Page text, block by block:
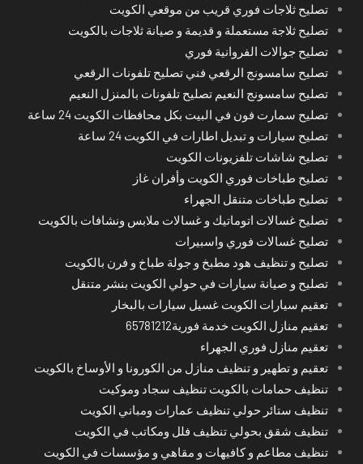
تصليح ثلاجات فوري قريب من موقعي الكويت
تصليح ثلاجة مستعملة و قديمة و صيانة ثلاجات بالكويت
تصليح جوالات الفروانية فوري
تصليح سامسونج الرقعي فني تصليح تلفونات الرقعي
تصليح سامسونج النعيم تصليح تلفونات بالمنزل النعيم
تصليح سمارت فون في البيت بكل محافظات الكويت 24 ساعة
تصليح سيارات و تبديل اطارات في الكويت 24 ساعة
تصليح شاشات تلفزيونات الكويت
تصليح طباخات فوري الكويت وأفران غاز
تصليح طباخات متنقل الجهراء
تصليح غسالات اتوماتيك و غسالات ملابس ونشافات بالكويت
تصليح غسالات فوري واسبيرات
تصليح و تنظيف هود مطبخ و جولة طباخ و فرن بالكويت
تصليح و صيانة سيارات في حولي الكويت بنشر متنقل
تعقيم سيارات الكويت غسيل سيارات بالبخار
تعقيم منازل الكويت خدمة فورية65781212
تعقيم منازل فوري الجهراء
تعقيم و تطهير و تنظيف منازل من الكورونا و الأوساخ بالكويت
تنظيف حمامات بالكويت تنظيف سجاد وموكيت
تنظيف ستائر حولي تنظيف عمارات ومباني الكويت
تنظيف شقق بحولي تنظيف فلل ومكاتب في الكويت
تنظيف مطاعم و كافيهات و مقاهي و مؤسسات في الكويت